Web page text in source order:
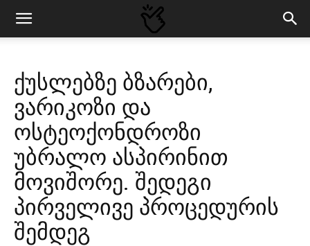
ქუსლებზე ბზარები,
ვარიკოზი და
ოსტეოქონდროზი
უბრალო ასპირინით
მოვიშორე. შედეგი
პირველივე პროცედურის
შემდეგ